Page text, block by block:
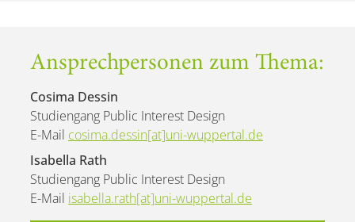
Ansprechpersonen zum Thema:
Cosima Dessin
Studiengang Public Interest Design
E-Mail cosima.dessin[at]uni-wuppertal.de
Isabella Rath
Studiengang Public Interest Design
E-Mail isabella.rath[at]uni-wuppertal.de